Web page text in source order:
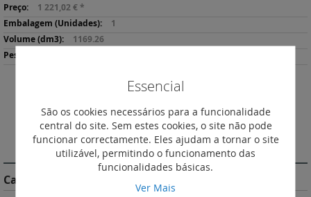
Mais
informação
1 221,02 € *
1
1169.26
Descarregar
Ficha de Produto
para
o
início
da
DESCRIÇÃO
Características do Produto
Essencial
São os cookies necessários para a funcionalidade
central do site. Sem estes cookies, o site não pode
funcionar correctamente. Eles ajudam a tornar o site
utilizável, permitindo o funcionamento das
funcionalidades básicas.
Ver Mais